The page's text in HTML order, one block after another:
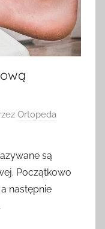
Ortopeda
są
Początkowo
następnie